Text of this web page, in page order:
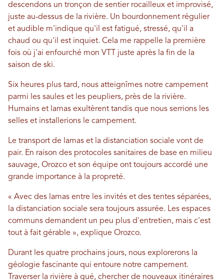
descendons un tronçon de sentier rocailleux et improvisé,
juste au-dessus de la rivière. Un bourdonnement régulier
et audible m'indique qu'il est fatigué, stressé, qu'il a
chaud ou qu'il est inquiet. Cela me rappelle la première
fois où j'ai enfourché mon VTT juste après la fin de la
saison de ski.
Six heures plus tard, nous atteignîmes notre campement
parmi les saules et les peupliers, près de la rivière.
Humains et lamas exultèrent tandis que nous serrions les
selles et installerions le campement.
Le transport de lamas et la distanciation sociale vont de
pair. En raison des protocoles sanitaires de base en milieu
sauvage, Orozco et son équipe ont toujours accordé une
grande importance à la propreté.
« Avec des lamas entre les invités et des tentes séparées,
la distanciation sociale sera toujours assurée. Les espaces
communs demandent un peu plus d'entretien, mais c'est
tout à fait gérable », explique Orozco.
Durant les quatre prochains jours, nous explorerons la
géologie fascinante qui entoure notre campement.
Traverser la rivière à gué, chercher de nouveaux itinéraires